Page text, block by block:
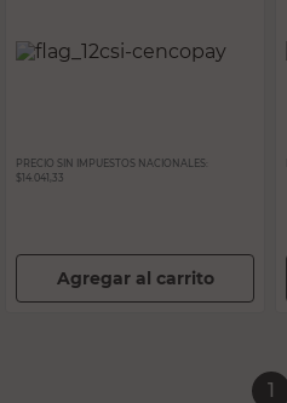
PRECIO SIN IMPUESTOS NACIONALES:
$14.041,33
Agregar al carrito
1